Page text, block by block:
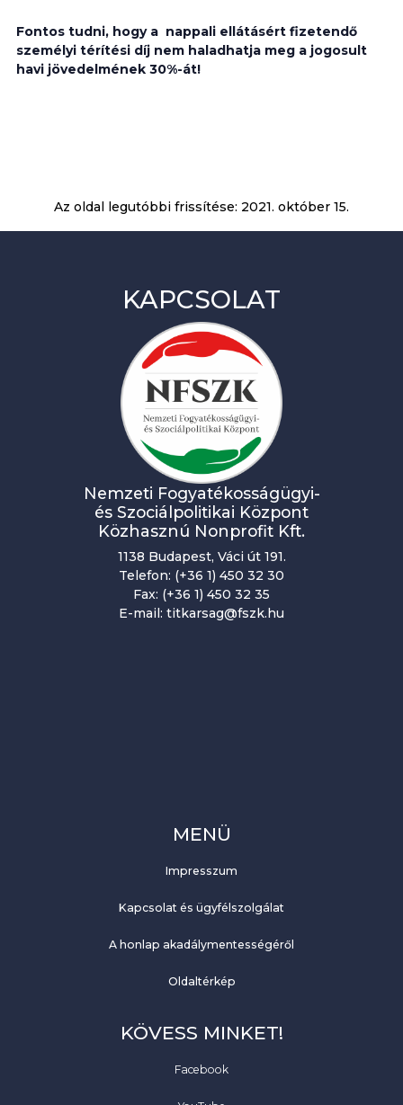
Fontos tudni, hogy a nappali ellátásért fizetendő
személyi térítési díj nem haladhatja meg a jogosult
havi jövedelmének 30%-át!
Az oldal legutóbbi frissítése: 2021. október 15.
KAPCSOLAT
Nemzeti Fogyatékosságügyi-
és Szociálpolitikai Központ
Közhasznú Nonprofit Kft.
1138 Budapest, Váci út 191.
Telefon: (+36 1) 450 32 30
Fax: (+36 1) 450 32 35
E-mail: titkarsag@fszk.hu
MENÜ
Impresszum
Kapcsolat és ügyfélszolgálat
A honlap akadálymentességéről
Oldaltérkép
KÖVESS MINKET!
Facebook